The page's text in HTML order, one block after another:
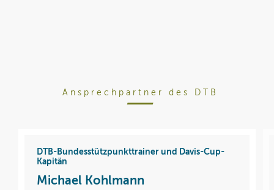
Ansprechpartner des DTB
DTB-Bundesstützpunkttrainer und Davis-Cup-
Kapitän
Michael Kohlmann